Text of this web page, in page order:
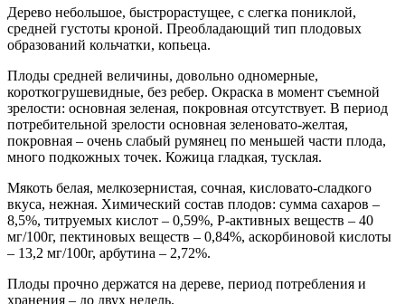
Дерево небольшое, быстрорастущее, с слегка пониклой,
средней густоты кроной. Преобладающий тип плодовых
образований кольчатки, копьеца.
Плоды средней величины, довольно одномерные,
короткогрушевидные, без ребер. Окраска в момент съемной
зрелости: основная зеленая, покровная отсутствует. В период
потребительной зрелости основная зеленовато-желтая,
покровная – очень слабый румянец по меньшей части плода,
много подкожных точек. Кожица гладкая, тусклая.
Мякоть белая, мелкозернистая, сочная, кисловато-сладкого
вкуса, нежная. Химический состав плодов: сумма сахаров –
8,5%, титруемых кислот – 0,59%, Р-активных веществ – 40
мг/100г, пектиновых веществ – 0,84%, аскорбиновой кислоты
– 13,2 мг/100г, арбутина – 2,72%.
Плоды прочно держатся на дереве, период потребления и
хранения – до двух недель.